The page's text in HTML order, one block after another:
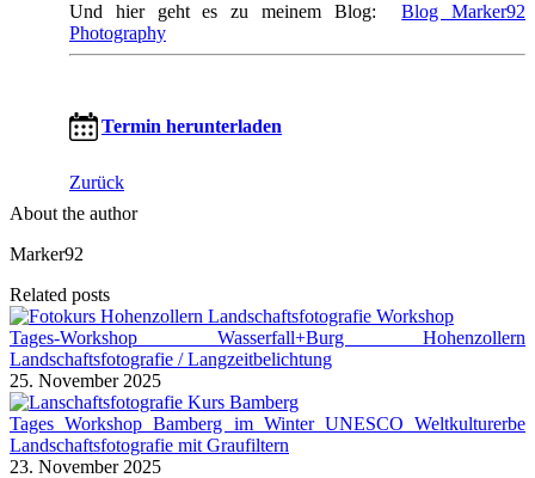
Und hier geht es zu meinem Blog:Blog Marker92
Photography
Termin herunterladen
Zurück
About the author
Marker92
Related posts
Tages-Workshop Wasserfall+Burg Hohenzollern
Landschaftsfotografie / Langzeitbelichtung
25. November 2025
Tages Workshop Bamberg im Winter UNESCO Weltkulturerbe
Landschaftsfotografie mit Graufiltern
23. November 2025